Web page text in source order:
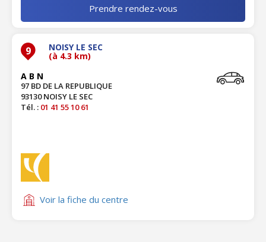
Prendre rendez-vous
9 NOISY LE SEC
(à 4.3 km)
A B N
97 BD DE LA REPUBLIQUE
93130 NOISY LE SEC
Tél. : 01 41 55 10 61
Voir la fiche du centre